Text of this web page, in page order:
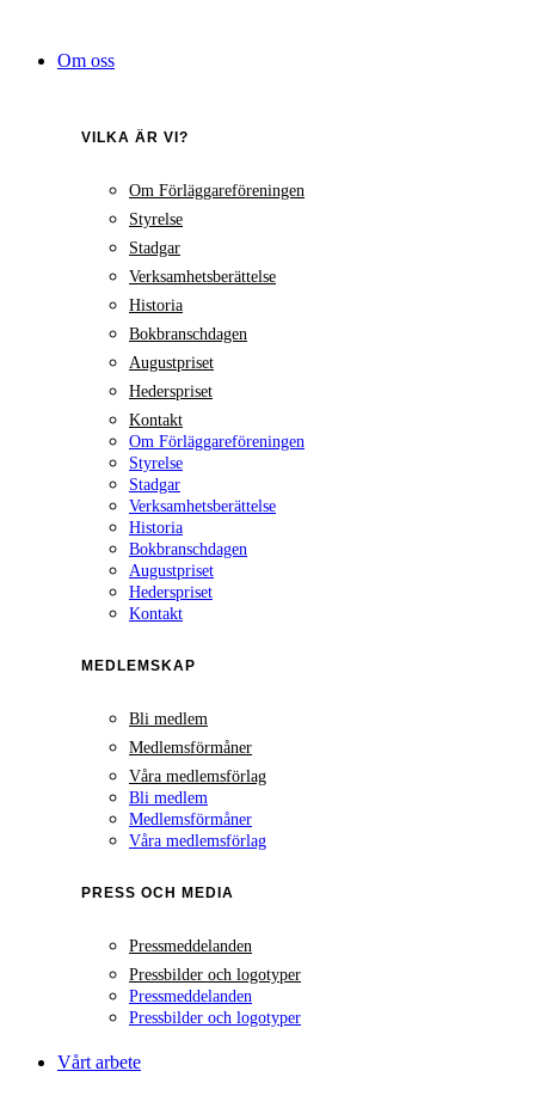
innehållOm oss
VILKA ÄR VI?
Om Förläggareföreningen
Styrelse
Stadgar
Verksamhetsberättelse
Historia
Bokbranschdagen
Augustpriset
Hederspriset
Kontakt
Om Förläggareföreningen
Styrelse
Stadgar
Verksamhetsberättelse
Historia
Bokbranschdagen
Augustpriset
Hederspriset
Kontakt
MEDLEMSKAP
Bli medlem
Medlemsförmåner
Våra medlemsförlag
Bli medlem
Medlemsförmåner
Våra medlemsförlag
PRESS OCH MEDIA
Pressmeddelanden
Pressbilder och logotyper
Pressmeddelanden
Pressbilder och logotyper
Vårt arbete